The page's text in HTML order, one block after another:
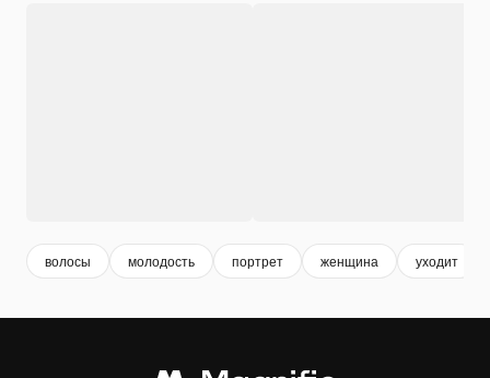
волосы молодость портрет женщина уходит